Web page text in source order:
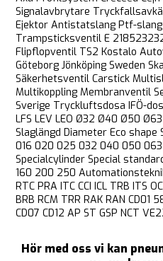
Signalavbrytare
Ejektor Antistatslang Ptf-
Trampsticksventil E
Flipflopventil TS2 Kostalo
Göteborg Jönköping Sweden
Säkerhetsventil Carstick
Multikoppling Membranventil
Sverige Tryckluftsdosa IFÖ-
LFS LEV LEO Ø32 Ø40 Ø50
Slaglängd Diameter Eco
016 020 025 032 040 050
Specialcylinder Special
160 200 250
RTC PRA ITC CCI ICL TRB ITS
BRB RCM TRR RAK RAN CD01
CD07 CD12 AP ST GSP NCT
Hör med oss vi kan